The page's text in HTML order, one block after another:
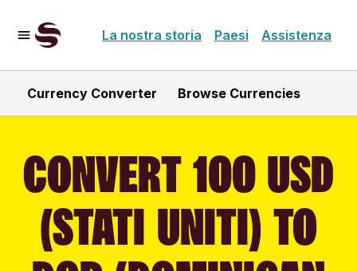
La nostra storia Paesi Assistenza
Currency Converter Browse Currencies
CONVERT 100 USD
(STATI UNITI) TO